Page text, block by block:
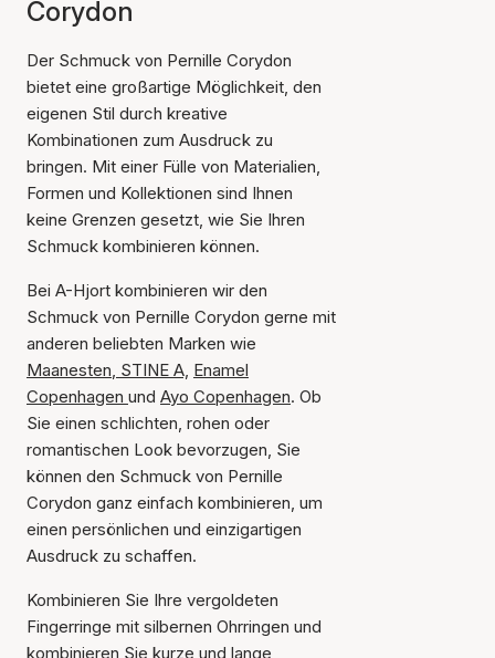
Corydon
Der Schmuck von Pernille Corydon
bietet eine großartige Möglichkeit, den
eigenen Stil durch kreative
Kombinationen zum Ausdruck zu
bringen. Mit einer Fülle von Materialien,
Formen und Kollektionen sind Ihnen
keine Grenzen gesetzt, wie Sie Ihren
Schmuck kombinieren können.
Bei A-Hjort kombinieren wir den
Schmuck von Pernille Corydon gerne mit
anderen beliebten Marken wie
Maanesten, STINE A, Enamel
Copenhagen und Ayo Copenhagen. Ob
Sie einen schlichten, rohen oder
romantischen Look bevorzugen, Sie
können den Schmuck von Pernille
Corydon ganz einfach kombinieren, um
einen persönlichen und einzigartigen
Ausdruck zu schaffen.
Kombinieren Sie Ihre vergoldeten
Fingerringe mit silbernen Ohrringen und
kombinieren Sie kurze und lange